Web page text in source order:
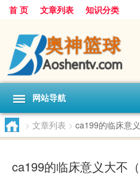
首 页 文章列表 知识分类
网站导航
> 文章列表 > ca199的临床意
ca199的临床意义大不